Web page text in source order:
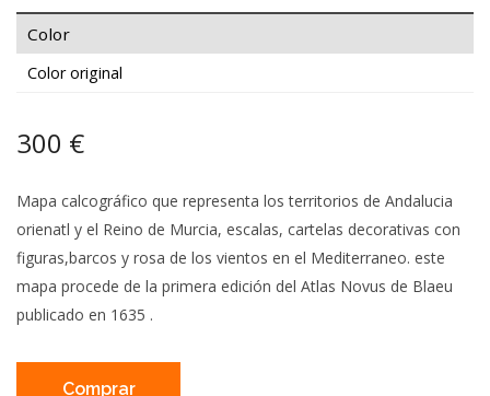
Color
Color original
300 €
Mapa calcográfico que representa los territorios de Andalucia
orienatl y el Reino de Murcia, escalas, cartelas decorativas con
figuras,barcos y rosa de los vientos en el Mediterraneo. este
mapa procede de la primera edición del Atlas Novus de Blaeu
publicado en 1635 .
Comprar